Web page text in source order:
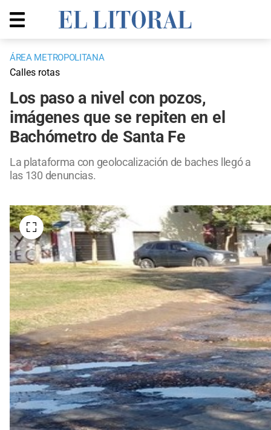
ÁREA METROPOLITANA
Calles rotas
Los paso a nivel con pozos,
imágenes que se repiten en el
Bachómetro de Santa Fe
La plataforma con geolocalización de baches llegó a
las 130 denuncias.